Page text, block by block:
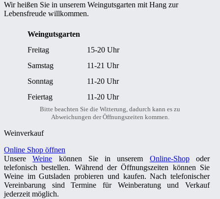
Wir heißen Sie in unserem Weingutsgarten mit Hang zur
Lebensfreude willkommen.
Weingutsgarten
Freitag
15-20 Uhr
Samstag
11-21 Uhr
Sonntag
11-20 Uhr
Feiertag
11-20 Uhr
Bitte beachten Sie die Witterung, dadurch kann es zu
Abweichungen der Öffnungszeiten kommen.
Weinverkauf
Online Shop öffnen
UnsereWeine können Sie in unserem Online-Shopoder
telefonisch bestellen. Während der Öffnungszeiten können Sie
Weine im Gutsladen probieren und kaufen. Nach telefonischer
Vereinbarung sind Termine für Weinberatung und Verkauf
jederzeit möglich.